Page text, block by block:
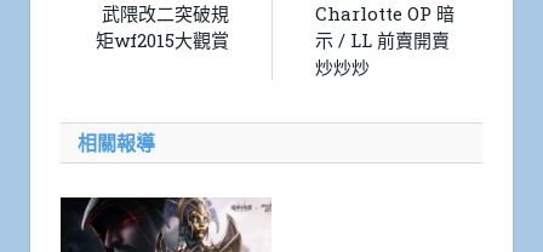
武隈改二突破規
矩wf2015大觀賞
Charlotte OP 暗
示 / LL 前賣開賣
炒炒炒
相關報導